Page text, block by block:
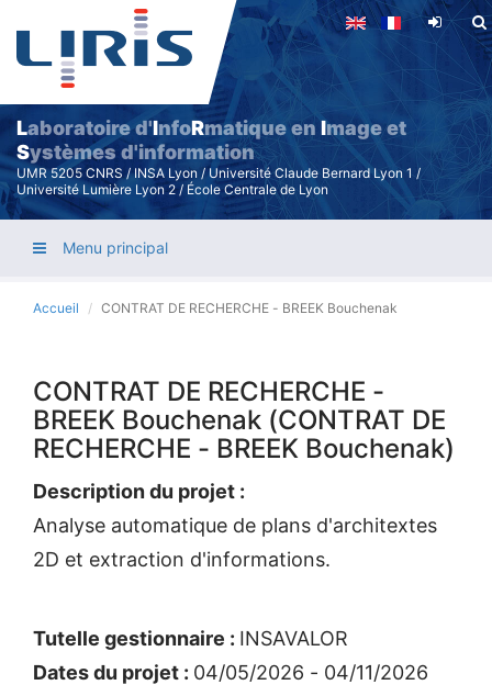
Aller
contenu
principal
Laboratoire d'InfoRmatique enImage et
Systèmes d'information
UMR 5205 CNRS / INSA Lyon / Université Claude Bernard Lyon 1 /
Université Lumière Lyon 2 / École Centrale de Lyon
Menu principal
Accueil CONTRAT DE RECHERCHE - BREEK Bouchenak
CONTRAT DE RECHERCHE -
BREEK Bouchenak (CONTRAT DE
RECHERCHE - BREEK Bouchenak)
Description du projet :
Analyse automatique de plans d'architextes
2D et extraction d'informations.
Tutelle gestionnaire : INSAVALOR
Dates du projet : 04/05/2026 - 04/11/2026